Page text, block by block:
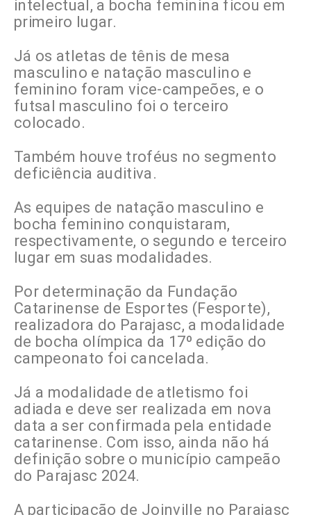
intelectual, a bocha feminina ficou em
primeiro lugar.
Já os atletas de tênis de mesa
masculino e natação masculino e
feminino foram vice-campeões, e o
futsal masculino foi o terceiro
colocado.
Também houve troféus no segmento
deficiência auditiva.
As equipes de natação masculino e
bocha feminino conquistaram,
respectivamente, o segundo e terceiro
lugar em suas modalidades.
Por determinação da Fundação
Catarinense de Esportes (Fesporte),
realizadora do Parajasc, a modalidade
de bocha olímpica da 17º edição do
campeonato foi cancelada.
Já a modalidade de atletismo foi
adiada e deve ser realizada em nova
data a ser confirmada pela entidade
catarinense. Com isso, ainda não há
definição sobre o município campeão
do Parajasc 2024.
A participação de Joinville no Parajasc